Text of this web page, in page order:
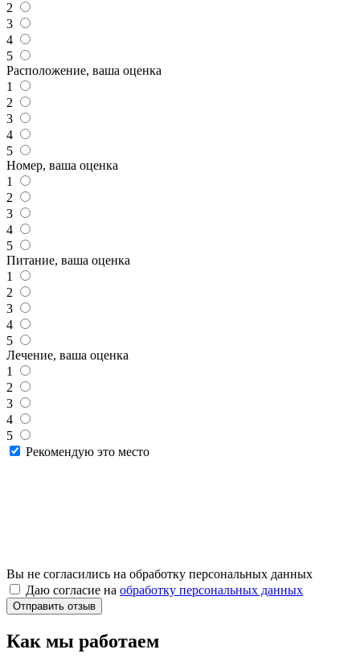
2
3
4
5
Расположение, ваша оценка
1
2
3
4
5
Номер, ваша оценка
1
2
3
4
5
Питание, ваша оценка
1
2
3
4
5
Лечение, ваша оценка
1
2
3
4
5
Рекомендую это место
Вы не согласились на обработку персональных данных
Даю согласие на обработку персональных данных
Как мы работаем